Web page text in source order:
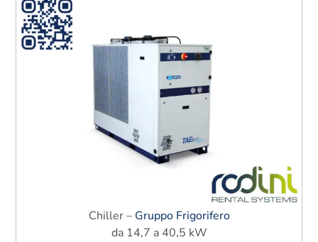
Chiller – Gruppo Frigorifero
da 14,7 a 40,5 kW